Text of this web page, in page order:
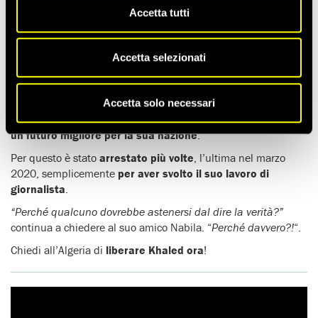
Accetta tutti
Accetta selezionati
Accetta solo necessari
corrispondente da Algeri per l’emittente francese
Mondee fondatore e direttore del portaleCasbah Tribune, è
stato rilasciato nella serata del 19 febbraio. Le sue prime
parole sono state: “Continuerò la mia battaglia per una
stampa libera e indipendente”.
Come molti giovani algerini,Khaled Drareni vuole costruire
un futuro migliore per la sua nazione.
Per questo è stato arrestato più volte, l’ultima nel marzo
2020, semplicemente per aver svolto il suo lavoro di
giornalista.
“Perché qualcuno dovrebbe astenersi dal dire la verità?”
continua a chiedere al suo amico Nabila. “Perché davvero?!“.
Chiedi all’Algeria di liberare Khaled ora!